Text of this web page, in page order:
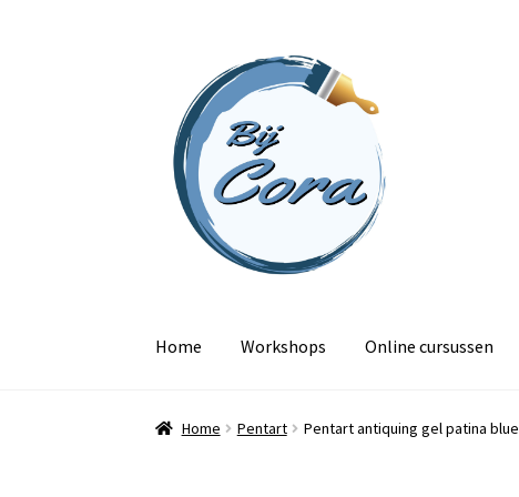
naar
navigatie
inhoud
Home Workshops Online cursussen
Home Pentart Pentart antiquing gel patina blue